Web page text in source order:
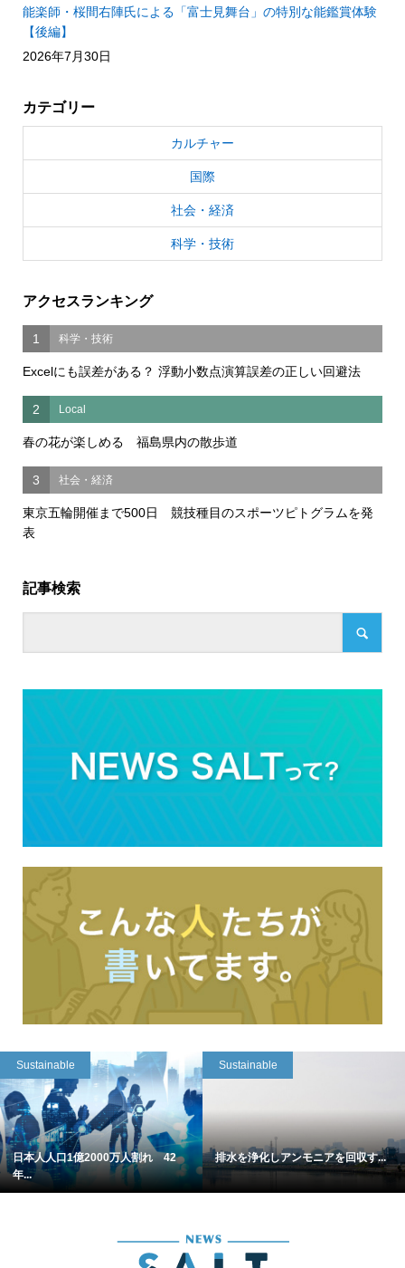
能楽師・桜間右陣氏による「富士見舞台」の特別な能鑑賞体験
【後編】
2026年7月30日
カテゴリー
カルチャー
国際
社会・経済
科学・技術
アクセスランキング
1 科学・技術
Excelにも誤差がある？ 浮動小数点演算誤差の正しい回避法
2 Local
春の花が楽しめる 福島県内の散歩道
3 社会・経済
東京五輪開催まで500日 競技種目のスポーツピトグラムを発
表
記事検索
Sustainable
日本人人口1億2000万人割れ 42
年...
Sustainable
排水を浄化しアンモニアを回収す...